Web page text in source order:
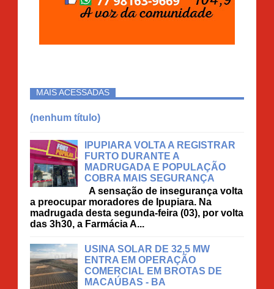
MAIS ACESSADAS
(nenhum título)
IPUPIARA VOLTA A REGISTRAR
FURTO DURANTE A
MADRUGADA E POPULAÇÃO
COBRA MAIS SEGURANÇA
A sensação de insegurança volta
a preocupar moradores de Ipupiara. Na
madrugada desta segunda-feira (03), por volta
das 3h30, a Farmácia A...
USINA SOLAR DE 32,5 MW
ENTRA EM OPERAÇÃO
COMERCIAL EM BROTAS DE
MACAÚBAS - BA